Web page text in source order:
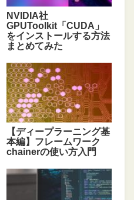
NVIDIA社
GPUToolkit「CUDA」
をインストールする方法
まとめてみた
【ディープラーニング基
本編】フレームワーク
chainerの使い方入門